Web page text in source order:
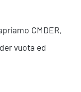
CMDER,
vuota ed